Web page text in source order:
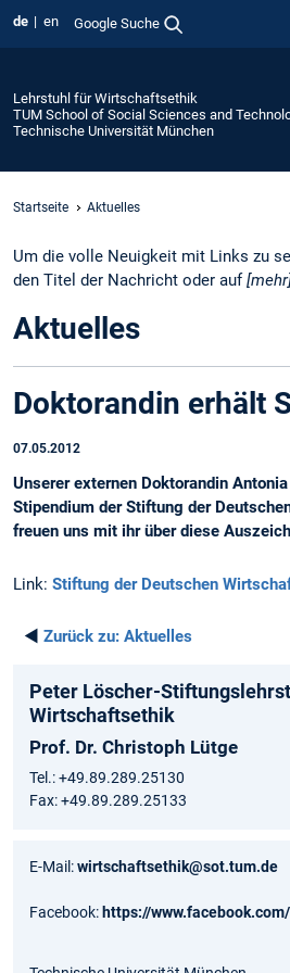
de en Google Suche
Lehrstuhl für Wirtschaftsethik
TUM School of Social Sciences and
Technische Universität München
Startseite Aktuelles
Um die volle Neuigkeit mit Links zu
den Titel der Nachricht oder auf
Aktuelles
Doktorandin erhält
07.05.2012
Unserer externen Doktorandin
Stipendium der Stiftung der
freuen uns mit ihr über diese
Link: Stiftung der Deutschen
◄ Zurück zu: Aktuelles
Peter Löscher-
Wirtschaftsethik
Prof. Dr. Christoph Lütge
Tel.: +49.89.289.25130
Fax: +49.89.289.25133
E-Mail:wirtschaftsethik@sot.tum.de
Facebook: https://